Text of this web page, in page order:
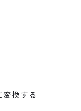
変換する